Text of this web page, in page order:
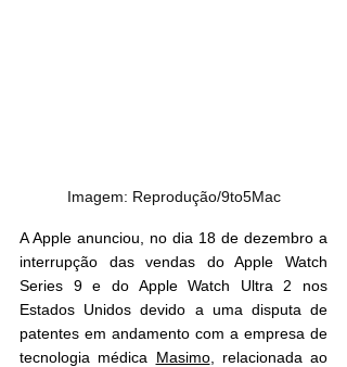
Imagem: Reprodução/9to5Mac
A Apple anunciou, no dia 18 de dezembro a
interrupção das vendas do Apple Watch
Series 9 e do Apple Watch Ultra 2 nos
Estados Unidos devido a uma disputa de
patentes em andamento com a empresa de
tecnologia médica Masimo, relacionada ao